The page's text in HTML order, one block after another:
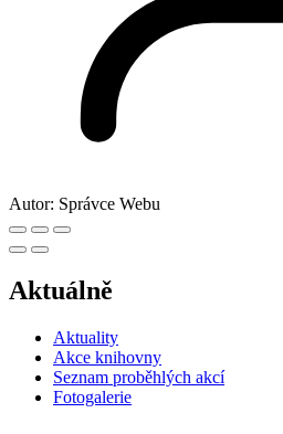
Autor: Správce Webu
Aktuálně
Aktuality
Akce knihovny
Seznam proběhlých akcí
Fotogalerie